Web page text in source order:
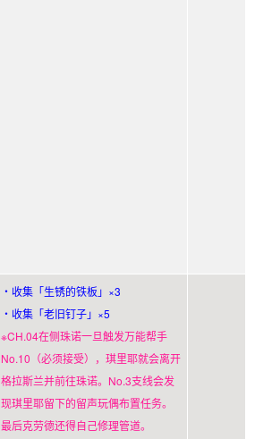
・收集「生锈的铁板」×3
・收集「老旧钉子」×5
※CH.04在侧珠诺一旦触发万能帮手
No.10（必须接受），琪里耶就会离开
格拉斯兰并前往珠诺。No.3支线会发
现琪里耶留下的留声玩偶布置任务。
最后克劳德还得自己修理管道。